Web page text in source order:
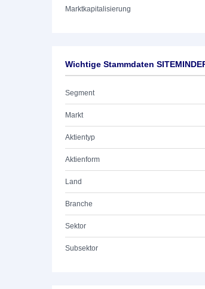
Marktkapitalisierung
Wichtige Stammdaten
Segment
Markt
Aktientyp
Aktienform
Land
Branche
Sektor
Subsektor